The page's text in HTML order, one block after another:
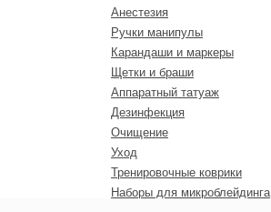
Анестезия
Ручки манипулы
Карандаши и маркеры
Щетки и браши
Аппаратный татуаж
Дезинфекция
Очищение
Уход
Тренировочные коврики
Наборы для микроблейдинга